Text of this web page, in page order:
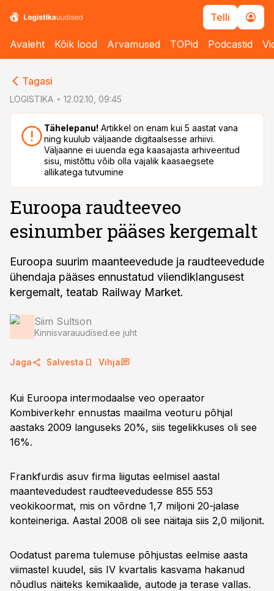
Telli
Avaleht Kõik lood Arvamused TOPid Podcastid
Tagasi
LOGISTIKA 12.02.10, 09:45
Tähelepanu! Artikkel on enam kui 5 aastat vana
ning kuulub väljaande digitaalsesse arhiivi.
Väljaanne ei uuenda ega kaasajasta arhiveeritud
sisu, mistõttu võib olla vajalik kaasaegsete
allikatega tutvumine
Euroopa raudteeveo
esinumber pääses kergemalt
Euroopa suurim maanteevedude ja raudteevedude
ühendaja pääses ennustatud viiendiklangusest
kergemalt, teatab Railway Market.
Siim Sultson
Kinnisvarauudised.ee juht
Jaga Salvesta Vihja
Kui Euroopa intermodaalse veo operaator
Kombiverkehr ennustas maailma veoturu põhjal
aastaks 2009 languseks 20%, siis tegelikkuses oli see
16%.
Frankfurdis asuv firma liigutas eelmisel aastal
maantevedudest raudteevedudesse 855 553
veokikoormat, mis on võrdne 1,7 miljoni 20-jalase
konteineriga. Aastal 2008 oli see näitaja siis 2,0 miljonit.
Oodatust parema tulemuse põhjustas eelmise aasta
viimastel kuudel, siis IV kvartalis kasvama hakanud
nõudlus näiteks kemikaalide, autode ja terase vallas.